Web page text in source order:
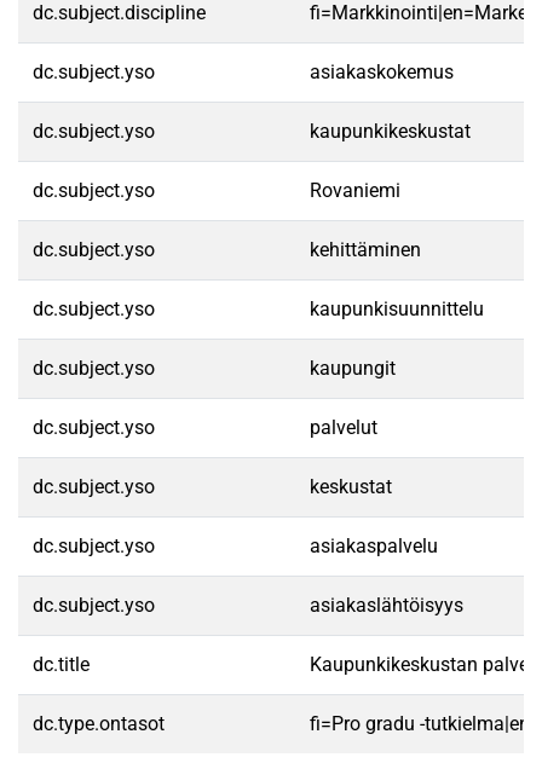
dc.subject.discipline
dc.subject.yso asiakaskokemus
dc.subject.yso kaupunkikeskustat
dc.subject.yso Rovaniemi
dc.subject.yso kehittäminen
dc.subject.yso kaupunkisuunnittelu
dc.subject.yso kaupungit
dc.subject.yso palvelut
dc.subject.yso keskustat
dc.subject.yso asiakaspalvelu
dc.subject.yso asiakaslähtöisyys
dc.title Kaupunkikeskustan
dc.type.ontasot fi=Pro gradu -